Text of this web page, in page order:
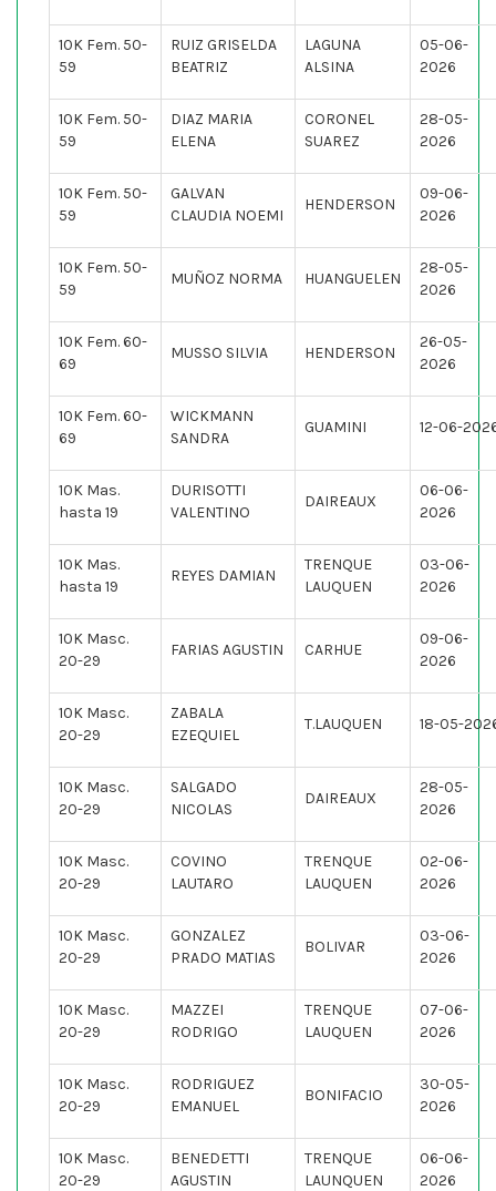
10K Fem. 50-
59
RUIZ GRISELDA
BEATRIZ
LAGUNA
ALSINA
05-06-
2026
10K Fem. 50-
59
DIAZ MARIA
ELENA
CORONEL
SUAREZ
28-05-
2026
10K Fem. 50-
59
GALVAN
CLAUDIA NOEMI
HENDERSON
09-06-
2026
10K Fem. 50-
59
MUÑOZ NORMA HUANGUELEN
28-05-
2026
10K Fem. 60-
69
MUSSO SILVIA HENDERSON
26-05-
2026
10K Fem. 60-
69
WICKMANN
SANDRA
GUAMINI 12-06-
10K Mas.
hasta 19
DURISOTTI
VALENTINO
DAIREAUX
06-06-
2026
10K Mas.
hasta 19
REYES DAMIAN
TRENQUE
LAUQUEN
03-06-
2026
10K Masc.
20-29
FARIAS AGUSTIN CARHUE
09-06-
2026
10K Masc.
20-29
ZABALA
EZEQUIEL
T.LAUQUEN 18-05-
10K Masc.
20-29
SALGADO
NICOLAS
DAIREAUX
28-05-
2026
10K Masc.
20-29
COVINO
LAUTARO
TRENQUE
LAUQUEN
02-06-
2026
10K Masc.
20-29
GONZALEZ
PRADO MATIAS
BOLIVAR
03-06-
2026
10K Masc.
20-29
MAZZEI
RODRIGO
TRENQUE
LAUQUEN
07-06-
2026
10K Masc.
20-29
RODRIGUEZ
EMANUEL
BONIFACIO
30-05-
2026
10K Masc.
20-29
BENEDETTI
AGUSTIN
TRENQUE
LAUNQUEN
06-06-
2026